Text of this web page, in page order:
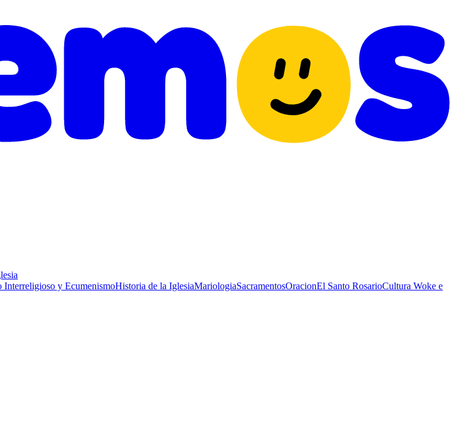
Interreligioso y EcumenismoHistoria de la IglesiaMariologiaSacramentosOracionEl Santo RosarioCultura Woke e